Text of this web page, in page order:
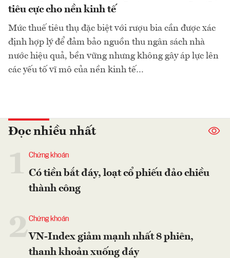
tiêu cực cho nền kinh tế
Mức thuế tiêu thụ đặc biệt với rượu bia cần được xác
định hợp lý để đảm bảo nguồn thu ngân sách nhà
nước hiệu quả, bền vững nhưng không gây áp lực lên
các yếu tố vĩ mô của nền kinh tế…
Đọc nhiều nhất
Chứng khoán
Có tiền bắt đáy, loạt cổ phiếu đảo chiều
thành công
2Chứng khoán
VN-Index giảm mạnh nhất 8 phiên,
thanh khoản xuống đáy